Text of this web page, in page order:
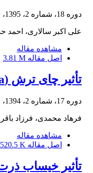
دوره 18، شماره 2، 1395، صفحه
علی اکبر سالاری،
مشاهده مقاله
اصل مقاله 3.81 M
تأثیر چای ترش (Hibiscus sabdariffa) بر عملکرد جوجه‌های گوشتی تغذیه شده با جیره آلوده به آفلاتوکسین
دوره 17، شماره 2، 1394، صفحه
فرهاد محمدی، فرزاد
مشاهده مقاله
اصل مقاله 520.5 K
تأثیر خیساب